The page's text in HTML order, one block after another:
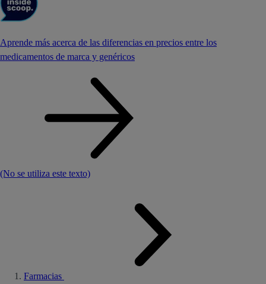
Aprende más acerca de las diferencias en precios entre los
medicamentos de marca y genéricos
(No se utiliza este texto)
Farmacias